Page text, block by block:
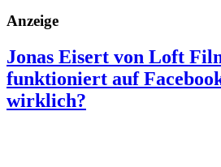
Anzeige
Jonas Eisert von Loft
funktioniert auf
wirklich?